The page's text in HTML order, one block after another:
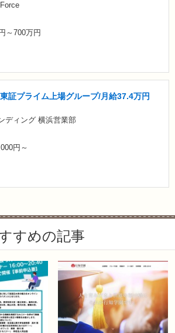
～700万円
証プライム上場グループ/月給37.4万円
ディング 横浜営業部
円～
すめの記事